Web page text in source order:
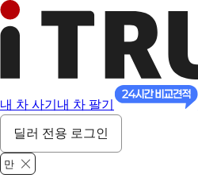
내 차 사기 내 차 팔기
딜러 전용 로그인
만